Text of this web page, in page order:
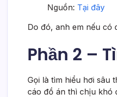
Nguồn: Tại đây
Do đó, anh em nếu có
Phần 2 –
Gọi là tìm hiểu hơi sâu
cáo đồ án thì chịu khó